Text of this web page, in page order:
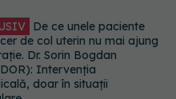
20:45
Europa după un nou caz
Anzi, singura tulpină
transmite de la om la om